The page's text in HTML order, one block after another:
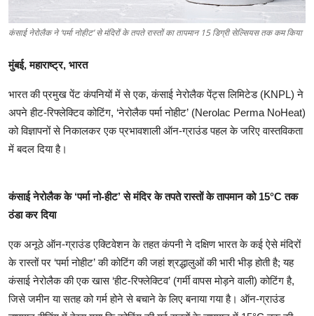
कंसाई नेरोलैक ने ‘पर्मा नोहीट’ से मंदिरों के तपते रास्तों का तापमान 15 डिग्री सेल्सियस तक कम किया
मुंबई, महाराष्ट्र, भारत
भारत की प्रमुख पेंट कंपनियों में से एक, कंसाई नेरोलैक पेंट्स लिमिटेड (KNPL) ने
अपने हीट-रिफ्लेक्टिव कोटिंग, ‘नेरोलैक पर्मा नोहीट’ (Nerolac Perma NoHeat)
को विज्ञापनों से निकालकर एक प्रभावशाली ऑन-ग्राउंड पहल के जरिए वास्तविकता
में बदल दिया है।
कंसाई नेरोलैक के ‘पर्मा नो-हीट’ से मंदिर के तपते रास्तों के तापमान को 15°C तक
ठंडा कर दिया
एक अनूठे ऑन-ग्राउंड एक्टिवेशन के तहत कंपनी ने दक्षिण भारत के कई ऐसे मंदिरों
के रास्तों पर ‘पर्मा नोहीट’ की कोटिंग की जहां श्रद्धालुओं की भारी भीड़ होती है; यह
कंसाई नेरोलैक की एक खास ‘हीट-रिफ्लेक्टिव’ (गर्मी वापस मोड़ने वाली) कोटिंग है,
जिसे जमीन या सतह को गर्म होने से बचाने के लिए बनाया गया है। ऑन-ग्राउंड